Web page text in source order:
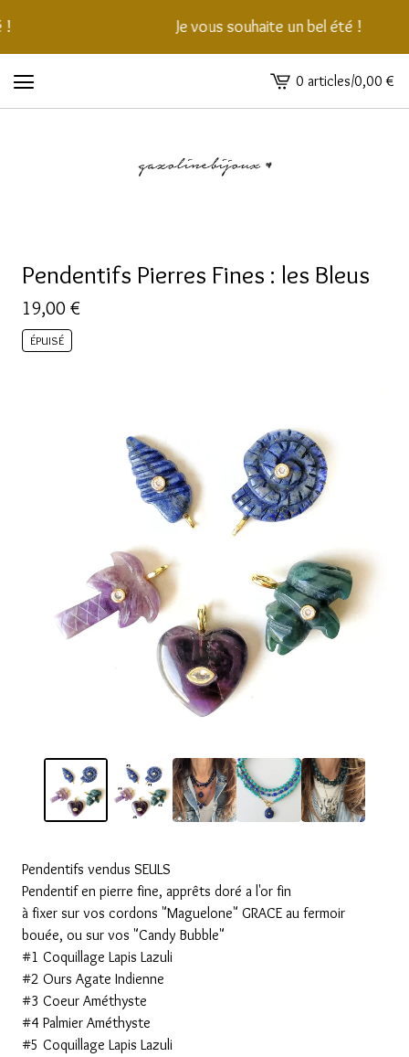
Je vous souhaite un bel été !
Voir
le
0 articles/0,00€
Pendentifs Pierres Fines : les Bleus
19,00 €
ÉPUISÉ
Pendentifs vendus SEULS
Pendentif en pierre fine, apprêts doré a l'or fin
à fixer sur vos cordons "Maguelone" GRACE au fermoir
bouée, ou sur vos "Candy Bubble"
#1 Coquillage Lapis Lazuli
#2 Ours Agate Indienne
#3 Coeur Améthyste
#4 Palmier Améthyste
#5 Coquillage Lapis Lazuli